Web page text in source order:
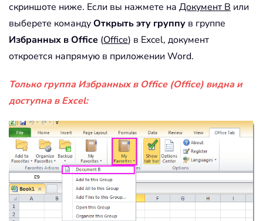
скриншоте ниже. Если вы нажмете на Документ B или
выберете командуОткрыть эту группу в группе
Избранных в Office (Office) в Excel, документ
откроется напрямую в приложении Word.
Только группа Избранных в Office (Office) видна и
доступна в Excel: